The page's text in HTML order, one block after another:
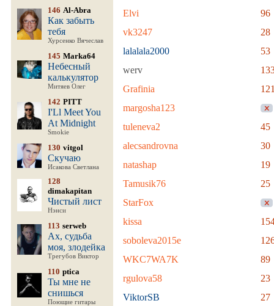
146 Al-Abra
Как забыть
тебя
Хурсенко Вячеслав
145 Marka64
Небесный
калькулятор
Митяев Олег
142 PITT
I'Ll Meet You
At Midnight
Smokie
130 vitgol
Скучаю
Исакова Светлана
128
dimakapitan
Чистый лист
Нэнси
113 serweb
Ах, судьба
моя, злодейка
Трегубов Виктор
110 ptica
Ты мне не
снишься
Поющие гитары
Elvi
96
vk3247
28
lalalala2000
53
werv
Grafinia
margosha123
tuleneva2
45
alecsandrovna
30
natashap
19
Tamusik76
25
StarFox
kissa
soboleva2015e
WKC7WA7K
89
rgulova58
23
ViktorSB
27